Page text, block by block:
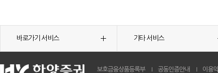
바로가기 서비스 기타 서비스
보호금융상품등록부 공동인증안내 이용